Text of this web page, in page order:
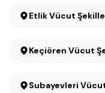
Etlik Vücut
Keçiören Vücut
Subayevleri